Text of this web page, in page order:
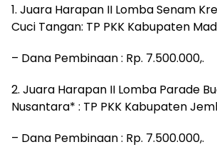
1. Juara Harapan II Lomba Senam
Cuci Tangan: TP PKK Kabupaten
– Dana Pembinaan : Rp. 7.500.000,.
2. Juara Harapan II Lomba Parade
Nusantara* : TP PKK Kabupaten
– Dana Pembinaan : Rp. 7.500.000,.